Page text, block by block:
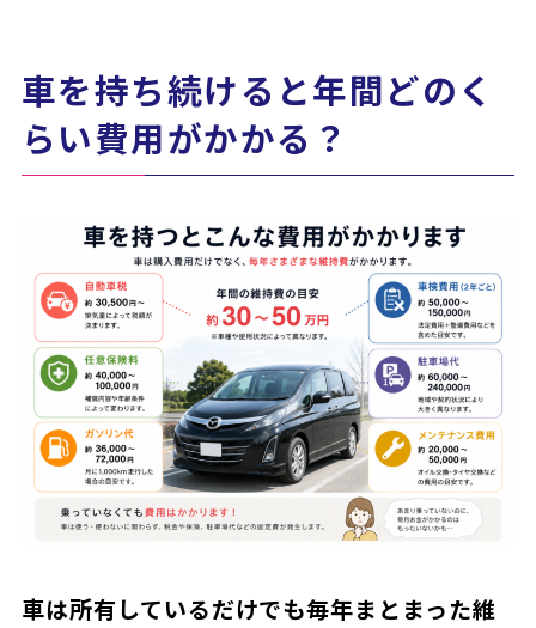
車を持ち続けると年間どのく
らい費用がかかる？
車は所有しているだけでも毎年まとまった維